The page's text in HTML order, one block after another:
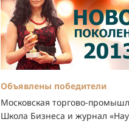
Объявлены победители
Московская торгово-
Школа Бизнеса и журнал